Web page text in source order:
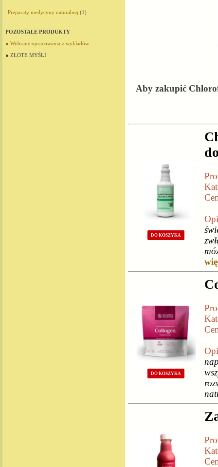
Preparaty medycyny naturalnej (1)
POZOSTAŁE PRODUKTY
● Wybrane opracowania z wykładów
● ZŁOTE MYŚLI
Aby zakupić
DO KOSZYKA
DO KOSZYKA